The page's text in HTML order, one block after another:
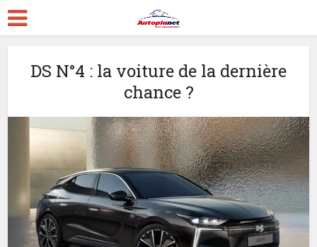
DS N°4 : la voiture de la dernière
chance ?